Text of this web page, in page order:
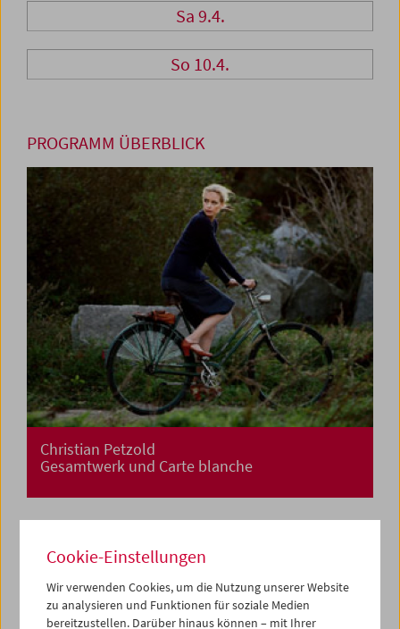
Sa 9.4.
So 10.4.
PROGRAMM ÜBERBLICK
Christian Petzold
Gesamtwerk und Carte blanche
Cookie-Einstellungen
Wir verwenden Cookies, um die Nutzung unserer Website
zu analysieren und Funktionen für soziale Medien
bereitzustellen. Darüber hinaus können – mit Ihrer